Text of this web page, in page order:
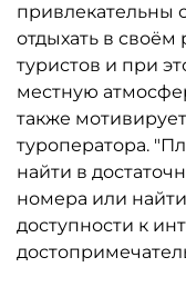
привлекательны
отдыхать в своём
туристов и при
местную
также мотивирует
туроператора.
найти в
номера или
доступности к